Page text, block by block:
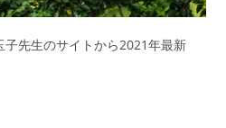
先生のサイトから2021年最新